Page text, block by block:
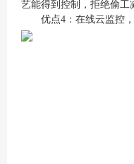
艺能得到控制，拒绝偷工
优点4：在线云监控